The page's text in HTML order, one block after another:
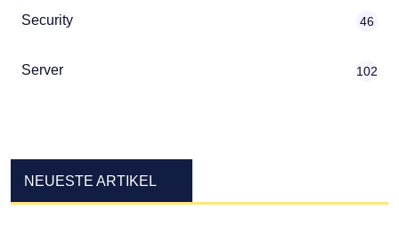
Security 46
Server 102
NEUESTE ARTIKEL